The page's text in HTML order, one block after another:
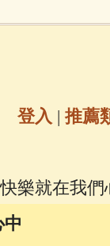
經(225)
護生 (133)
利寶篋印
登入 | 推薦
樂就在我們